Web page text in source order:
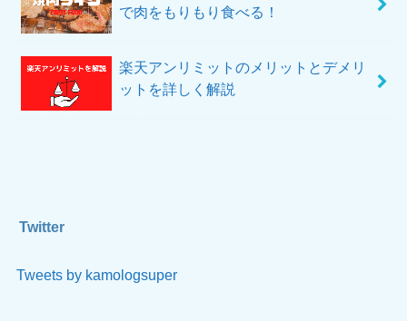
で肉をもりもり食べる！
楽天アンリミットのメリットとデメリ
ットを詳しく解説
Twitter
Tweets by kamologsuper